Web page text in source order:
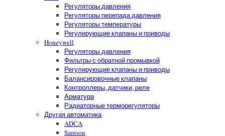
Регуляторы давления
Регуляторы перепада давления
Регуляторы температуры
Регулирующие клапаны и приводы
Honeywell
Регуляторы давления
Фильтры с обратной промывкой
Регулирующие клапаны и приводы
Балансировочные клапаны
Контроллеры, датчики, реле
Арматура
Радиаторные терморегуляторы
Другая автоматика
ADCA
Samson